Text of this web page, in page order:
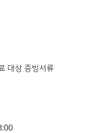
대상 증빙서류